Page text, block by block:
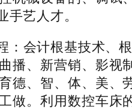
艺人才。
会计根基技术、
播、新营销、影视
德、智、体、美、
。利用数控车床